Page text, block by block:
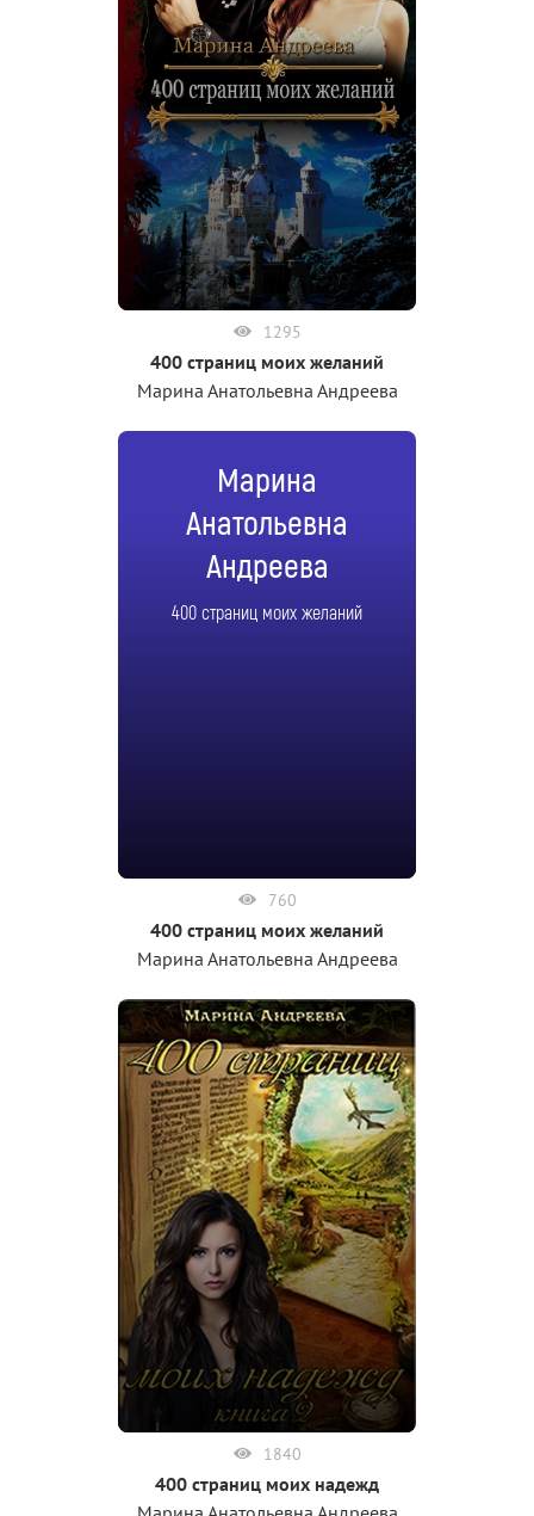
1295
400 страниц моих желаний
Марина Анатольевна Андреева
Марина
Анатольевна
Андреева
400 страниц моих желаний
760
400 страниц моих желаний
Марина Анатольевна Андреева
1840
400 страниц моих надежд